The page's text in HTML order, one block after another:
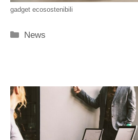
gadget ecosostenibili
Categorie
News